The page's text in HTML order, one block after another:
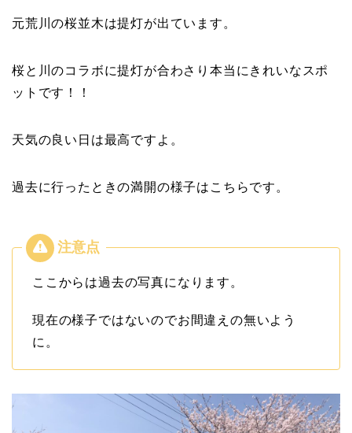
元荒川の桜並木は提灯が出ています。
桜と川のコラボに提灯が合わさり本当にきれいなスポ
ットです！！
天気の良い日は最高ですよ。
過去に行ったときの満開の様子はこちらです。
ここからは過去の写真になります。
現在の様子ではないのでお間違えの無いよう
に。